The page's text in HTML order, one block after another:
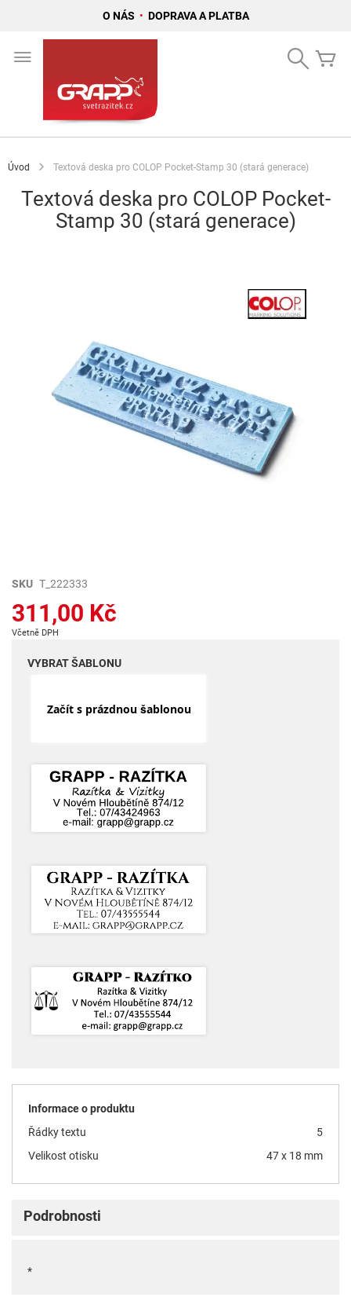
O NÁS • DOPRAVA A PLATBA
Search
Úvod Textová deska pro COLOP Pocket-Stamp 30 (stará generace)
Textová deska pro COLOP Pocket-
Stamp 30 (stará generace)
Přeskočit
začátek
galerie
obrázky
SKU T_222333
311,00 Kč
Včetně DPH
VYBRAT ŠABLONU
Začít s prázdnou šablonou
Informace o produktu
Řádky textu
5
Velikost otisku
47 x 18 mm
Podrobnosti
*